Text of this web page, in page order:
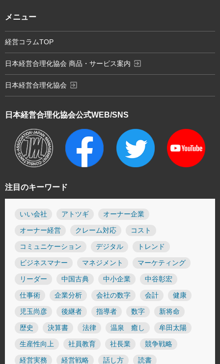
注目のキーワード
いい会社 アトツギ オーナー企業
オーナー経営 クレーム対応 コスト
コミュニケーション デジタル トレンド
ビジネスマナー マネジメント マーケティング
リーダー 中国古典 中小企業 中谷彰宏
仕事術 企業分析 会社の数字 会計 健康
児玉尚彦 後継者 指導者 数字 新将命
歴史 決算書 法律 温泉 癒し 牟田太陽
生産性向上 社員教育 社長業 競争戦略
経営実務 経営戦略 話し方 読書
日本経営合理化協会公式WEB/SNS
メニュー
経営コラムTOP
日本経営合理化協会 商品・サービス案内 exit_to_app
日本経営合理化協会 exit_to_app